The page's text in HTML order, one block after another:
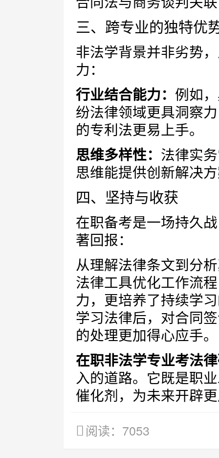
三、跨专业的独特优
非法学背景并非劣势
力：
行业结合能力： 例如
纷法律领域更具洞察
的专利法更易上手。
思维多样性： 法律实
思维能提供创新解决
四、坚持与收获
在职备考是一场持久
著回报：
从理解法律条文到分
法律工具优化工作流
力，更培养了持续学
学习法律后，对合同
的处理更加得心应手。
在职非法学专业考法
入的道路。它既是职
催化剂，为未来开辟
阅读：7053